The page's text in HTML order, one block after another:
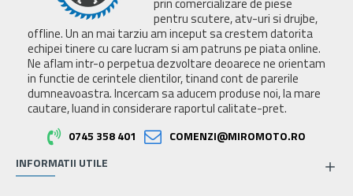
pentru scutere, atv-uri si drujbe,
offline. Un an mai tarziu am inceput sa crestem datorita
echipei tinere cu care lucram si am patruns pe piata online.
Ne aflam intr-o perpetua dezvoltare deoarece ne orientam
in functie de cerintele clientilor, tinand cont de parerile
dumneavoastra. Incercam sa aducem produse noi, la mare
cautare, luand in considerare raportul calitate-pret.
0745 358 401
COMENZI@MIROMOTO.RO
INFORMATII UTILE